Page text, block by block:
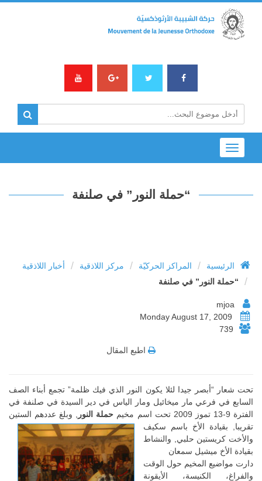
Toggle
navigation
“حملة النور” في صلنفة
الرئيسية / المراكز الحركيّة / مركز اللاذقية / أخبار اللاذقية
/ “حملة النور” في صلنفة
739
اطبع المقال
تحت شعار “أبصر جيدا لئلا يكون النور الذي فيك ظلمة” تجمع أبناء الصف
السابع في فرعي مار ميخائيل ومار الياس في دير السيدة في صلنفة في
الفترة 9-13 تموز 2009 تحت اسم مخيم
حملة النور
, وبلغ عددهم الستين
تقريبا, بقيادة الأخ باسم سكيف
والأخت كريستين حلبي, والنشاط
بقيادة الأخ ميشيل سمعان
دارت مواضيع المخيم حول الوقت
والفراغ، الكنيسة، الأيقونة